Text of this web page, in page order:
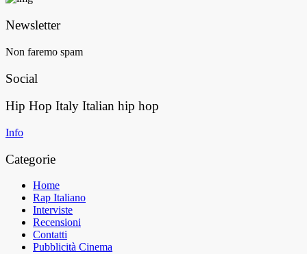
Newsletter
Non faremo spam
Social
Hip Hop Italy Italian hip hop
Info
Categorie
Home
Rap Italiano
Interviste
Recensioni
Contatti
Pubblicità Cinema